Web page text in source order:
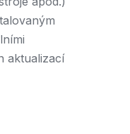
aktualizací